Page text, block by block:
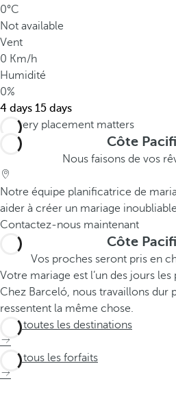
0°C
Not available
Vent
0 Km/h
Humidité
0%
4 days 15 days
Côte
Nous faisons de vos
Notre équipe planificatrice de
aider à créer un mariage
Contactez-nous maintenant
Côte
Vos proches seront pris en
Votre mariage est l’un des jours
Chez Barceló, nous travaillons dur
ressentent la même chose.
Voir toutes les destinations
Voir tous les forfaits